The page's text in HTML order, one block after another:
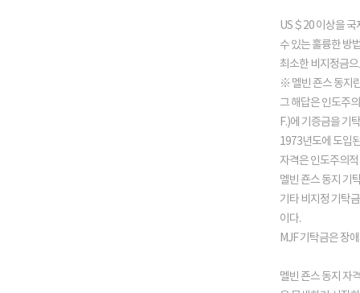
US＄20 이상을 국
수 있는 훌륭한 방
최소한 비지정금
※ 멜빈 죤스 동지
그 해답은 인도주
F.)에 기증금을 기
1973년도에 도입
자격은 인도주의
멜빈 죤스 동지 기
기타 비지정 기탁
이다.
MJF 기탁금은 장
멜빈 죤스 동지 자